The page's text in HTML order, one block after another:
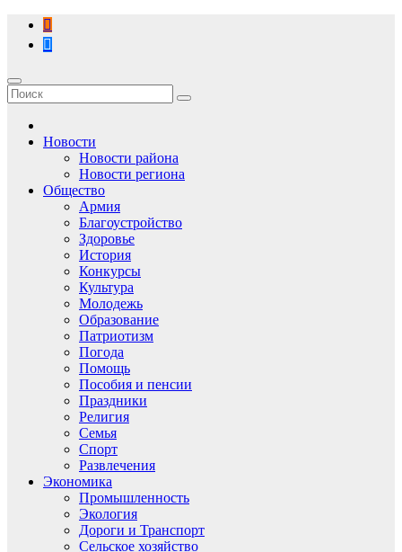
Перейти
содержимому
Новости
Новости района
Новости региона
Общество
Армия
Благоустройство
Здоровье
История
Конкурсы
Культура
Молодежь
Образование
Патриотизм
Погода
Помощь
Пособия и пенсии
Праздники
Религия
Семья
Спорт
Развлечения
Экономика
Промышленность
Экология
Дороги и Транспорт
Сельское хозяйство